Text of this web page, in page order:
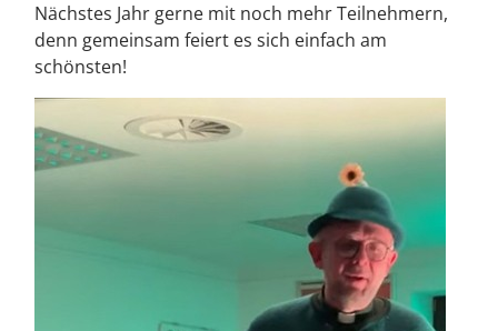
Nächstes Jahr gerne mit noch mehr Teilnehmern,
denn gemeinsam feiert es sich einfach am
schönsten!